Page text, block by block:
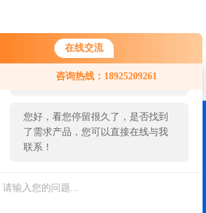
在线交流
咨询热线：18925209261
您好！欢迎前来咨询，很高兴为您
服务，请问您要咨询什么问题呢？
您好，看您停留很久了，是否找到
了需求产品，您可以直接在线与我
联系！
在线留言 联系我们